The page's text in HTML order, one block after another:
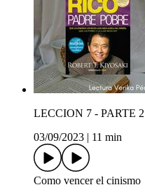
LECCION 7 - PARTE 2
03/09/2023
11 min
Como vencer el cinismo